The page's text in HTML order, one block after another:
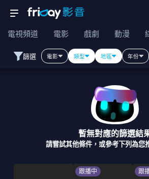
電視頻道 電影 戲劇 動漫
篩選 電影 類型 地區 年份
暫無對應的篩選結
請嘗試其他條件，或參考下列為您
跟播中 跟